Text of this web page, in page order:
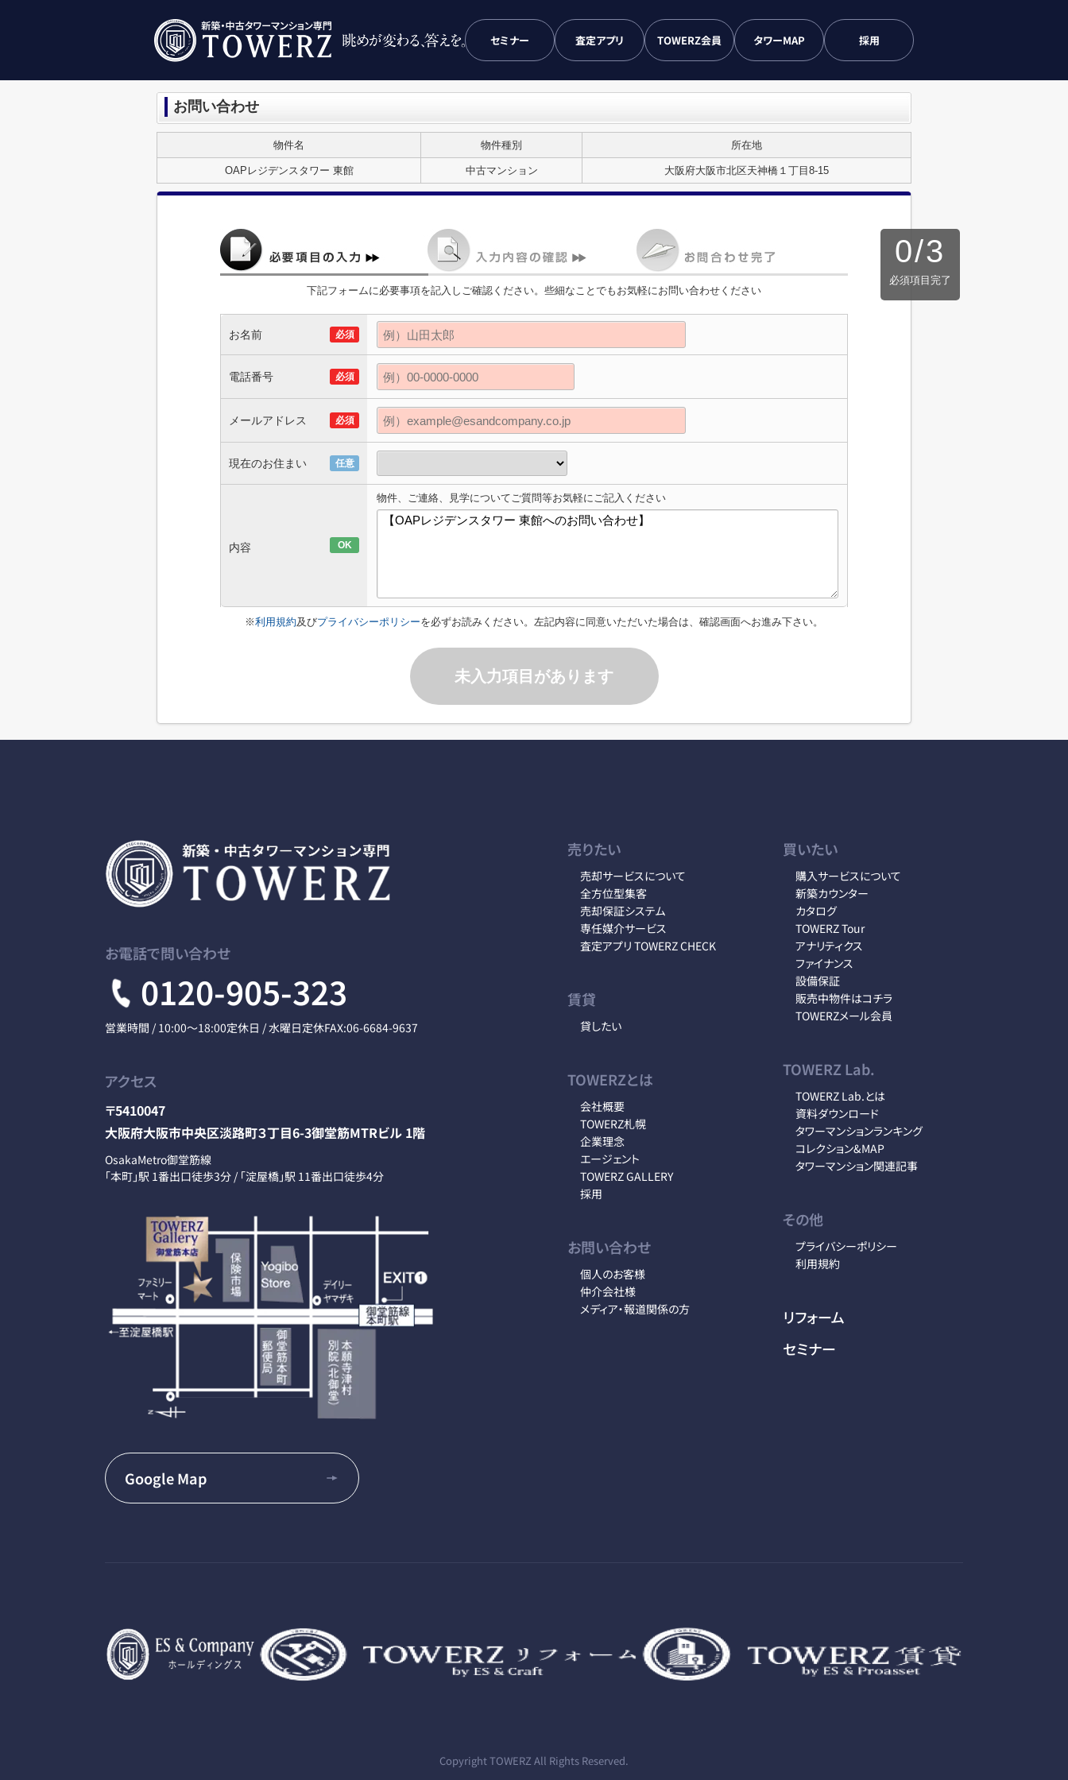
セミナー 査定アプリ TOWERZ会員 タワーMAP 採用
お問い合わせ
物件名 物件種別 所在地
OAPレジデンスタワー 東館 中古マンション 大阪府大阪市北区天神橋１丁目8-15
0/3
必須項目完了
下記フォームに必要事項を記入しご確認ください。些細なことでもお気軽にお問い合わせください
お名前 必須
電話番号 必須
メールアドレス 必須
現在のお住まい 任意
内容 OK
物件、ご連絡、見学についてご質問等お気軽にご記入ください
※利用規約及びプライバシーポリシーを必ずお読みください。左記内容に同意いただいた場合は、確認画面へお進み下さい。
未入力項目があります
お電話で問い合わせ
0120-905-323
営業時間 / 10:00～18:00定休日 / 水曜日定休FAX:06-6684-9637
アクセス
〒5410047
大阪府大阪市中央区淡路町３丁目6-3御堂筋MTRビル 1階
OsakaMetro御堂筋線
「本町」駅 1番出口徒歩3分 / 「淀屋橋」駅 11番出口徒歩4分
Google Map
売りたい
売却サービスについて
全方位型集客
売却保証システム
専任媒介サービス
査定アプリ TOWERZ CHECK
賃貸
貸したい
TOWERZとは
会社概要
TOWERZ札幌
企業理念
エージェント
TOWERZ GALLERY
採用
お問い合わせ
個人のお客様
仲介会社様
メディア・報道関係の方
買いたい
購入サービスについて
新築カウンター
カタログ
TOWERZ Tour
アナリティクス
ファイナンス
設備保証
販売中物件はコチラ
TOWERZメール会員
TOWERZ Lab.
TOWERZ Lab.とは
資料ダウンロード
タワーマンションランキング
コレクション&MAP
タワーマンション関連記事
その他
プライバシーポリシー
利用規約
リフォーム
セミナー
Copyright TOWERZ All Rights Reserved.